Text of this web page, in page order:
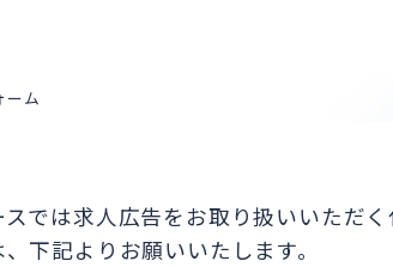
ーム
では求人広告をお取り扱いいただく
下記よりお願いいたします。